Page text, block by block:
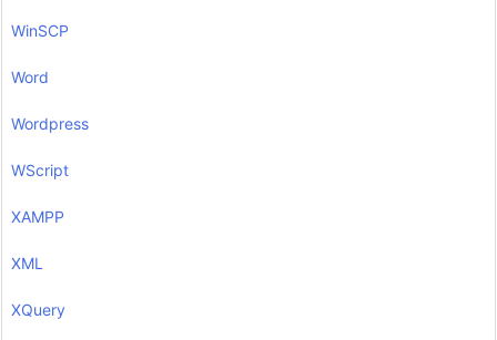
WinSCP
Word
Wordpress
WScript
XAMPP
XML
XQuery